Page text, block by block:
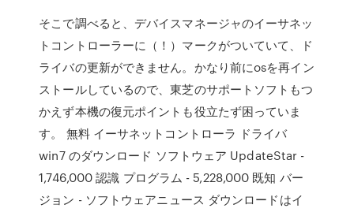
そこで調べると、デバイスマネージャのイーサネッ
トコントローラーに（！）マークがついていて、ド
ライバの更新ができません。かなり前にosを再イン
ストールしているので、東芝のサポートソフトもつ
かえず本機の復元ポイントも役立たず困っていま
す。 無料 イーサネットコントローラ ドライバ
win7 のダウンロード ソフトウェア UpdateStar -
1,746,000 認識 プログラム - 5,228,000 既知 バー
ジョン - ソフトウェアニュース ダウンロードはイ